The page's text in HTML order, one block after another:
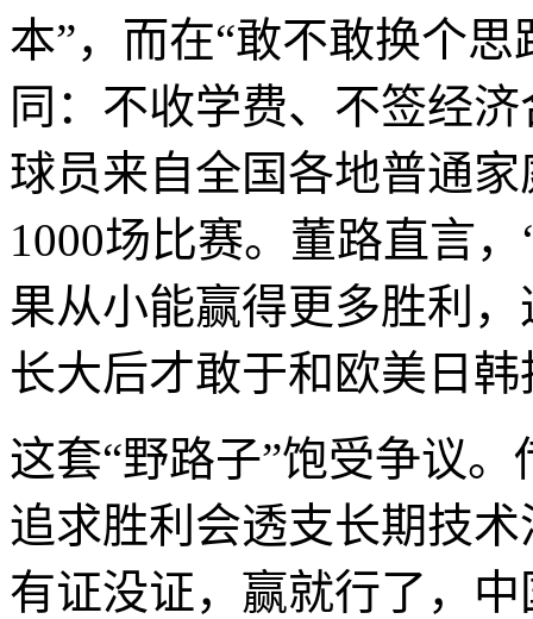
本”，而在“敢不敢换个
同：不收学费、不签经
球员来自全国各地普通
1000场比赛。董路直言
果从小能赢得更多胜利
长大后才敢于和欧美日韩
这套“野路子”饱受争议
追求胜利会透支长期技
有证没证，赢就行了，